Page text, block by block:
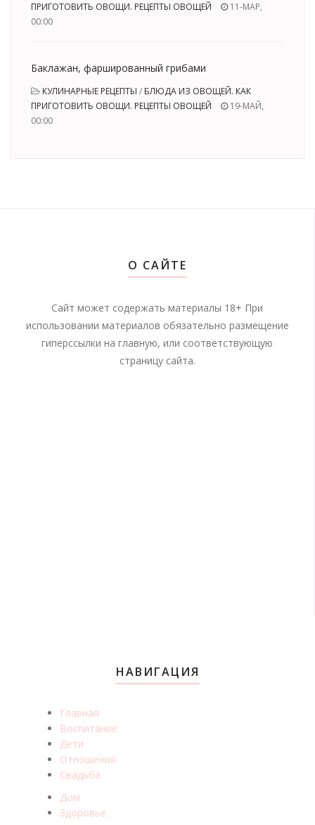
ПРИГОТОВИТЬ ОВОЩИ. РЕЦЕПТЫ ОВОЩЕЙ
11-МАР,
00:00
Баклажан, фаршированный грибами
КУЛИНАРНЫЕ РЕЦЕПТЫ / БЛЮДА ИЗ ОВОЩЕЙ. КАК
ПРИГОТОВИТЬ ОВОЩИ. РЕЦЕПТЫ ОВОЩЕЙ
19-МАЙ,
00:00
О САЙТЕ
Сайт может содержать материалы 18+ При
использовании материалов обязательно размещение
гиперссылки на главную, или соответствующую
страницу сайта.
НАВИГАЦИЯ
Главная
Воспитание
Дети
Отношения
Свадьба
Дом
Здоровье